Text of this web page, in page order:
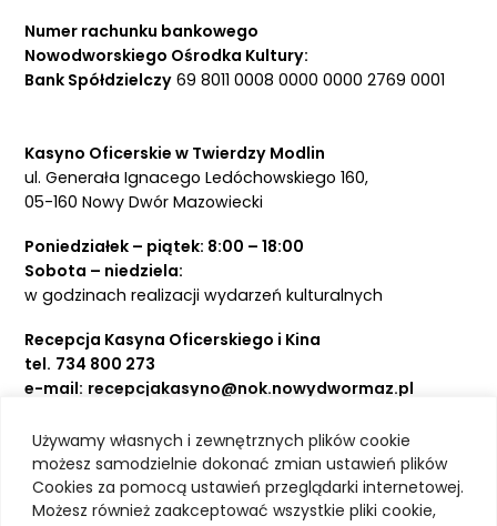
Używamy własnych i zewnętrznych plików cookie
możesz samodzielnie dokonać zmian ustawień plików
Cookies za pomocą ustawień przeglądarki internetowej.
Możesz również zaakceptować wszystkie pliki cookie,
Numer rachunku bankowego
Nowodworskiego Ośrodka Kultury:
Bank Spółdzielczy69 8011 0008 0000 0000 2769 0001
Kasyno Oficerskie w Twierdzy Modlin
ul. Generała Ignacego Ledóchowskiego 160,
05-160 Nowy Dwór Mazowiecki
Poniedziałek – piątek: 8:00 – 18:00
Sobota – niedziela:
w godzinach realizacji wydarzeń kulturalnych
Recepcja Kasyna Oficerskiego i Kina
tel. 734 800 273
e-mail: recepcjakasyno@nok.nowydwormaz.pl
Aktualności
Kasyno Oficerskie
Kino